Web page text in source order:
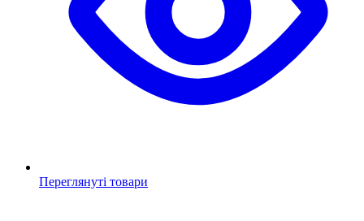
Переглянуті товари